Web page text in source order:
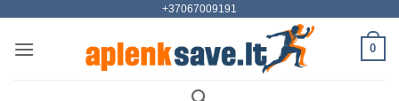
content
+37067009191
0